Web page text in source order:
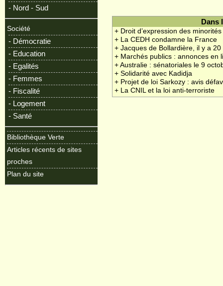
- Nord - Sud
Société
- Démocratie
- Education
- Egalités
- Femmes
- Fiscalité
- Logement
- Santé
Bibliothèque Verte
Articles récents de sites
proches
Plan du site
Dans
+ Droit d’expression des
+ La CEDH condamne la France
+ Jacques de Bollardière, il y a 20
+ Marchés publics : annonces en
+ Australie : sénatoriales le 9
+ Solidarité avec Kadidja
+ Projet de loi Sarkozy : avis
+ La CNIL et la loi anti-terroriste